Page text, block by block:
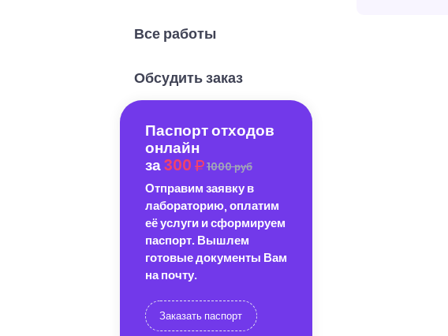
Все работы
Обсудить заказ
Паспорт отходов
онлайн
за300 1000 руб
Отправим заявку в
лабораторию, оплатим
её услуги и сформируем
паспорт. Вышлем
готовые документы Вам
на почту.
Заказать паспорт